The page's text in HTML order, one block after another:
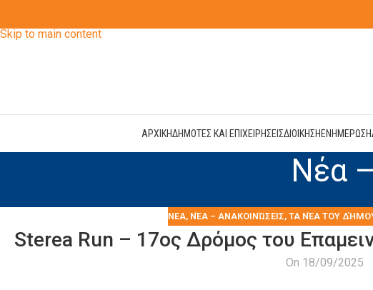
Skip to main content
ΑΡΧΙΚΗΔΗΜΟΤΕΣ ΚΑΙ ΕΠΙΧΕΙΡΗΣΕΙΣΔΙΟΙΚΗΣΗΕΝΗΜΕΡΩΣΗ
Νέα
ΝΕΑ, ΝΈΑ – ΑΝΑΚΟΙΝΏΣΕΙΣ, ΤΑ ΝΈΑ ΤΟΥ
Sterea Run – 17ος Δρόμος του
On 18/09/2025